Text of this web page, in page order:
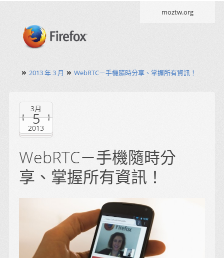
moztw.org
» 2013 年 3 月 » WebRTC－手機隨時分享、掌握所有資訊！
3月
5
2013
WebRTC－手機隨時分
享、掌握所有資訊！